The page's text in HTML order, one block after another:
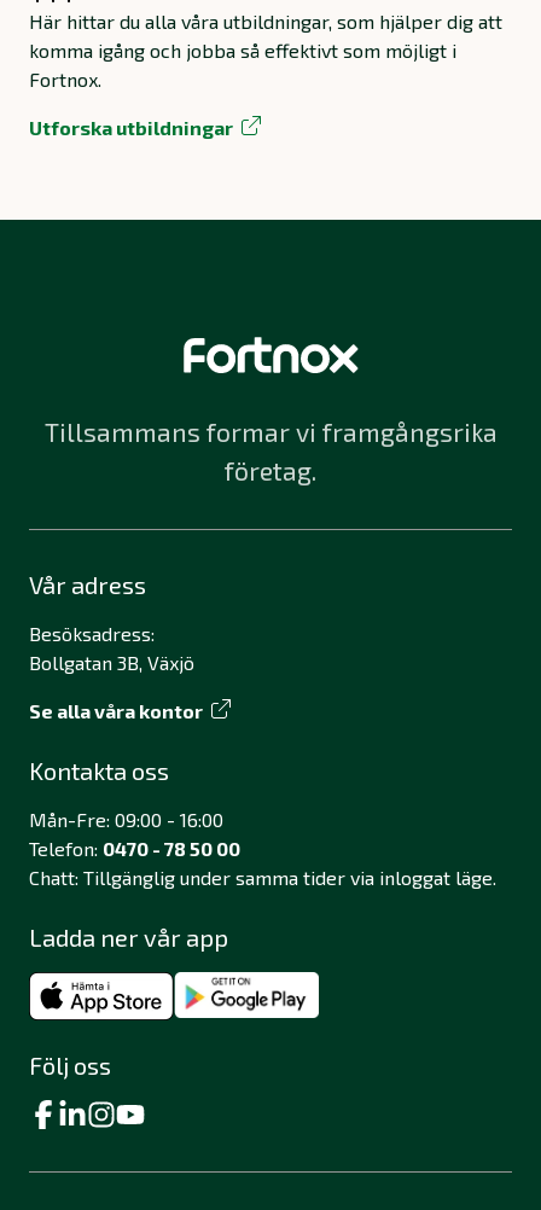
Här hittar du alla våra utbildningar, som hjälper dig att
komma igång och jobba så effektivt som möjligt i
Fortnox.
Utforska utbildningar
Tillsammans formar vi framgångsrika
företag.
Vår adress
Besöksadress:
Bollgatan 3B, Växjö
Se alla våra kontor
Kontakta oss
Mån-Fre: 09:00 - 16:00
Telefon: 0470 - 78 50 00
Chatt: Tillgänglig under samma tider via inloggat läge.
Ladda ner vår app
Följ oss